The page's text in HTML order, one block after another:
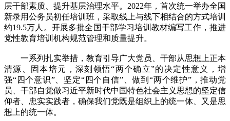
层干部素质、提升基层治理水平。2022年，首次统一举办全国
新录用公务员初任培训班，采取线上与线下相结合的方式培训
约19.5万人。开展多批全国干部学习培训教材编写工作，推进
党性教育培训机构规范管理和质量提升。
一系列扎实举措，教育引导广大党员、干部从思想上正本
清源、固本培元，深刻领悟“两个确立”的决定性意义，增
强“四个意识”、坚定“四个自信”、做到“两个维护”，推动党
员、干部自觉做习近平新时代中国特色社会主义思想的坚定信
仰者、忠实实践者，确保我们党既是组织上的统一体、又是思
想上的统一体。